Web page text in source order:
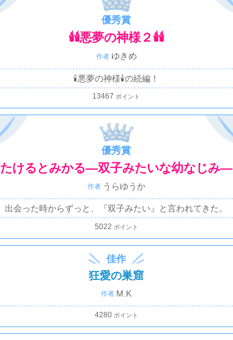
優秀賞
🕯️🕯️悪夢の神様２🕯️🕯️
ゆきめ
🕯️悪夢の神様🕯️の続編！
13467
優秀賞
たけるとみかる―双子みたいな幼なじみ―
うらゆうか
出会った時からずっと、『双子みたい』と言われてきた。
5022
佳作
狂愛の巣窟
M.K
4280